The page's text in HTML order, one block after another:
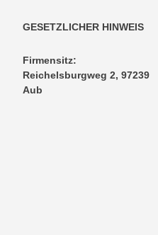
GESETZLICHER HINWEIS
Firmensitz:
Reichelsburgweg 2, 97239
Aub